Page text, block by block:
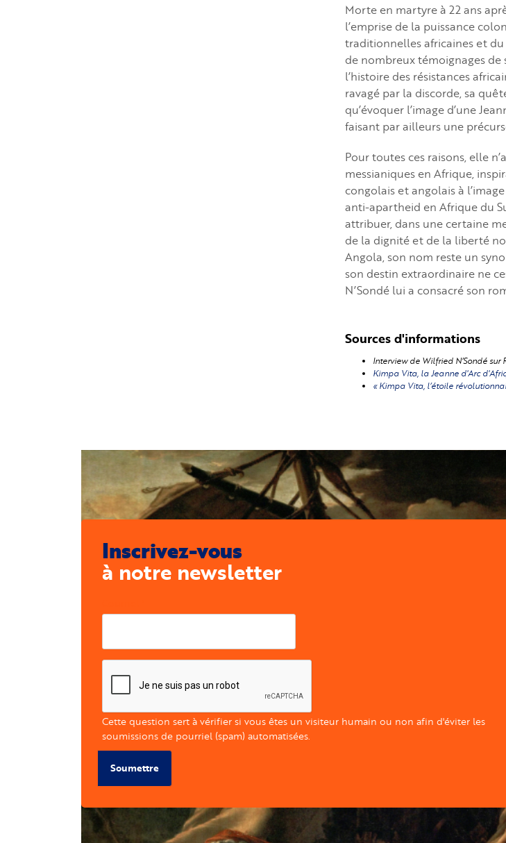
Morte en martyre à 22 ans
l’emprise de la puissance
traditionnelles africaines et du
de nombreux témoignages de
l’histoire des résistances
ravagé par la discorde, sa
qu’évoquer l’image d’une
faisant par ailleurs une
Pour toutes ces raisons, elle
messianiques en Afrique,
congolais et angolais à
anti-apartheid en Afrique du
attribuer, dans une certaine
de la dignité et de la liberté
Angola, son nom reste un
son destin extraordinaire ne
N’Sondé lui a consacré son
Sources d'informations
Interview de Wilfried N’Sondé sur
Kimpa Vita, la Jeanne d'Arc
« Kimpa Vita, l’étoile
Inscrivez-vous
à notre newsletter
Cette question sert à vérifier si vous êtes un visiteur humain ou non afin d'éviter les
soumissions de pourriel (spam) automatisées.
Soumettre